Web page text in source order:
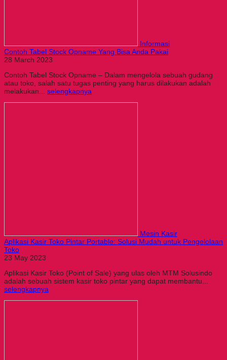
Informasi
Contoh Tabel Stock Opname Yang Bisa Anda Pakai
28 March 2023
Contoh Tabel Stock Opname – Dalam mengelola sebuah gudang
atau toko, salah satu tugas penting yang harus dilakukan adalah
melakukan... selengkapnya
Mesin Kasir
Aplikasi Kasir Toko Pintar Portable: Solusi Mudah untuk Pengelolaan
Toko
23 May 2023
Aplikasi Kasir Toko (Point of Sale) yang ulas oleh MTM Solusindo
adalah sebuah sistem kasir toko pintar yang dapat membantu...
selengkapnya